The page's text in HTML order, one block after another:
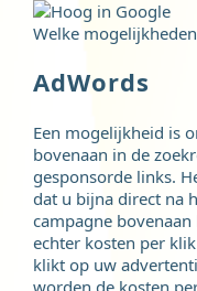
Welke
AdWords
Een mogelijkheid is
bovenaan in de
gesponsorde links.
dat u bijna direct na
campagne
echter kosten per
klikt op uw
worden de kosten